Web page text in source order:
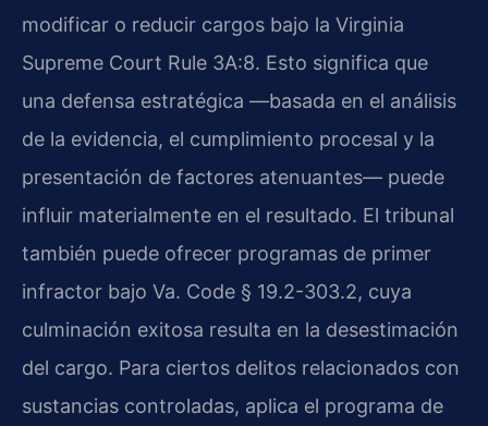
modificar o reducir cargos bajo la Virginia
Supreme Court Rule 3A:8. Esto significa que
una defensa estratégica —basada en el análisis
de la evidencia, el cumplimiento procesal y la
presentación de factores atenuantes— puede
influir materialmente en el resultado. El tribunal
también puede ofrecer programas de primer
infractor bajo Va. Code § 19.2-303.2, cuya
culminación exitosa resulta en la desestimación
del cargo. Para ciertos delitos relacionados con
sustancias controladas, aplica el programa de